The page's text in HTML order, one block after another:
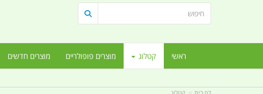
ראשי קטלוג מוצרים פופולריים מוצרים חדשים